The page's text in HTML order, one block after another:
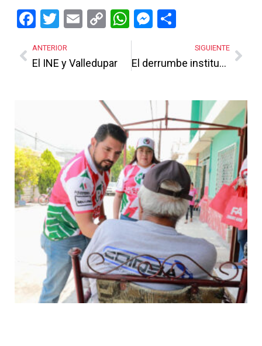
Facebook
Twitter
EmailCopy
Link
WhatsApp
Messenger
ANTERIOR
El INE y Valledupar
SIGUIENTE
El derrumbe institucional